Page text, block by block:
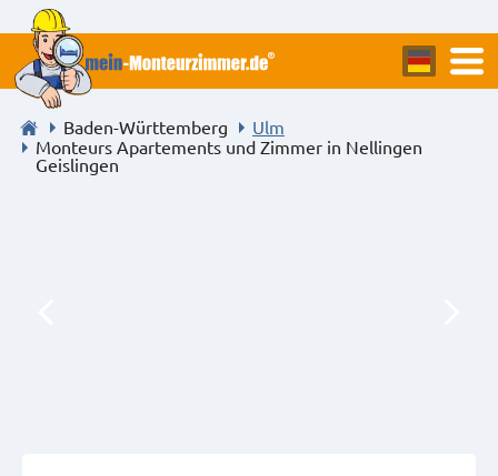
Baden-Württemberg
Ulm
Monteurs Apartements und Zimmer in Nellingen
Geislingen